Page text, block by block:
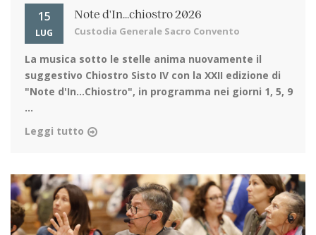
15
LUG
Note d'In...chiostro 2026
Custodia Generale Sacro Convento
La musica sotto le stelle anima nuovamente il
suggestivo Chiostro Sisto IV con la XXII edizione di
"Note d'In…Chiostro", in programma nei giorni 1, 5, 9
...
Leggi tutto